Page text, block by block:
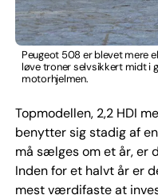
Peugeot 508 er blevet mere
løve troner selvsikkert midt i
motorhjelmen.
Topmodellen, 2,2 HDI
benytter sig stadig af
må sælges om et år, er
Inden for et halvt år er
mest værdifaste at